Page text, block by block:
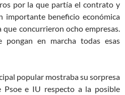
por la que partía el contrato y
beneficio económica
concurrieron ocho empresas.
pongan en marcha todas esas
popular mostraba su sorpresa
e IU respecto a la posible